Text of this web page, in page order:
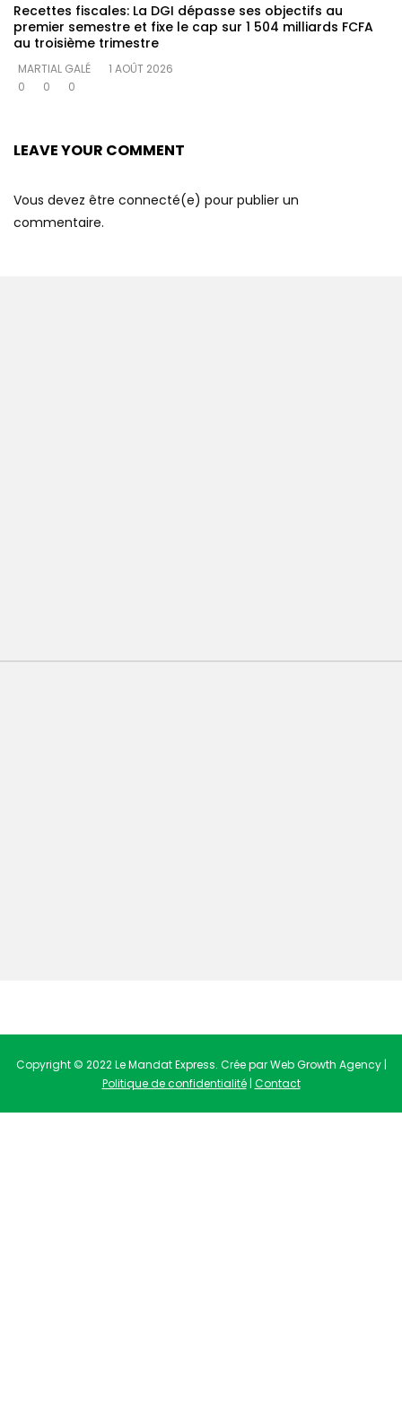
Recettes fiscales: La DGI dépasse ses objectifs au
premier semestre et fixe le cap sur 1 504 milliards FCFA
au troisième trimestre
MARTIAL GALÉ
1 AOÛT 2026
0
0 0
LEAVE YOUR COMMENT
Vous devez être connecté(e) pour publier un
commentaire.
Copyright © 2022 Le Mandat Express. Crée par Web Growth Agency |
Politique de confidentialité| Contact